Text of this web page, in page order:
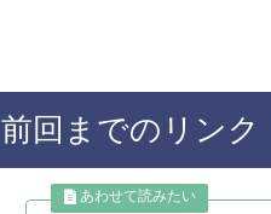
前回までのリンク